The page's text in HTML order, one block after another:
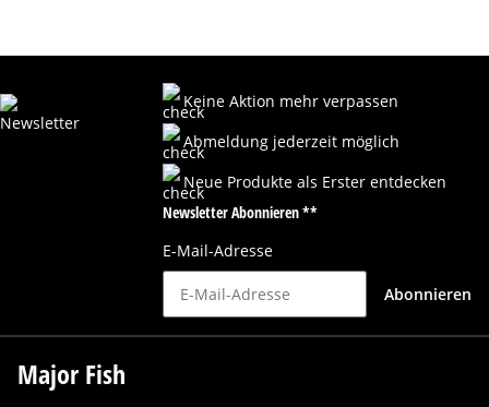
Keine Aktion mehr verpassen
Abmeldung jederzeit möglich
Neue Produkte als Erster entdecken
Newsletter Abonnieren **
E-Mail-Adresse
Abonnieren
Major Fish